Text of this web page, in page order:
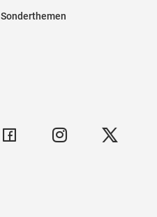
Sonderthemen